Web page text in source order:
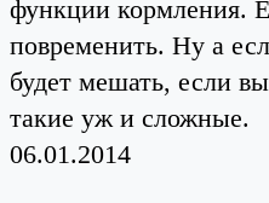
функции кормления.
повременить. Ну а
будет мешать, если
такие уж и сложные.
06.01.2014